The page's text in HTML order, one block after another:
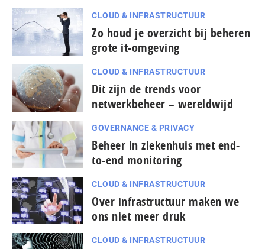
CLOUD & INFRASTRUCTUUR
Zo houd je overzicht bij beheren
grote it-omgeving
CLOUD & INFRASTRUCTUUR
Dit zijn de trends voor
netwerkbeheer – wereldwijd
GOVERNANCE & PRIVACY
Beheer in ziekenhuis met end-
to-end monitoring
CLOUD & INFRASTRUCTUUR
Over infrastructuur maken we
ons niet meer druk
CLOUD & INFRASTRUCTUUR